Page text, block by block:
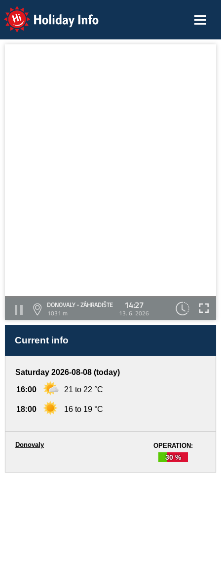
Holiday Info
DONOVALY - ZÁHRADIŠTE
1031 m
14:27
13. 6. 2026
Current info
Saturday 2026-08-08 (today)
16:00 21 to 22 °C
18:00 16 to 19 °C
OPERATION:
30 %
Donovaly